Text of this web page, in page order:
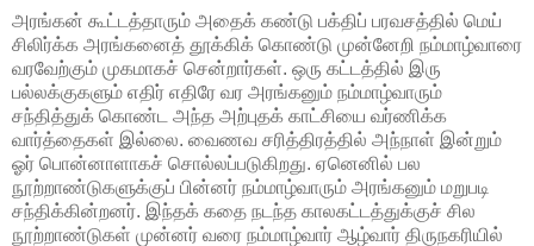
அரங்கன் கூட்டத்தாரும் அதைக் கண்டு பக்திப் பரவசத்தில் மெய்
சிலிர்க்க அரங்கனைத் தூக்கிக் கொண்டு முன்னேறி நம்மாழ்வாரை
வரவேற்கும் முகமாகச் சென்றார்கள். ஒரு கட்டத்தில் இரு
பல்லக்குகளும் எதிர் எதிரே வர அரங்கனும் நம்மாழ்வாரும்
சந்தித்துக் கொண்ட அந்த அற்புதக் காட்சியை வர்ணிக்க
வார்த்தைகள் இல்லை. வைணவ சரித்திரத்தில் அந்நாள் இன்றும்
ஓர் பொன்னாளாகச் சொல்லப்படுகிறது. ஏனெனில் பல
நூற்றாண்டுகளுக்குப் பின்னர் நம்மாழ்வாரும் அரங்கனும் மறுபடி
சந்திக்கின்றனர். இந்தக் கதை நடந்த காலகட்டத்துக்குச் சில
நூற்றாண்டுகள் முன்னர் வரை நம்மாழ்வார் ஆழ்வார் திருநகரியில்